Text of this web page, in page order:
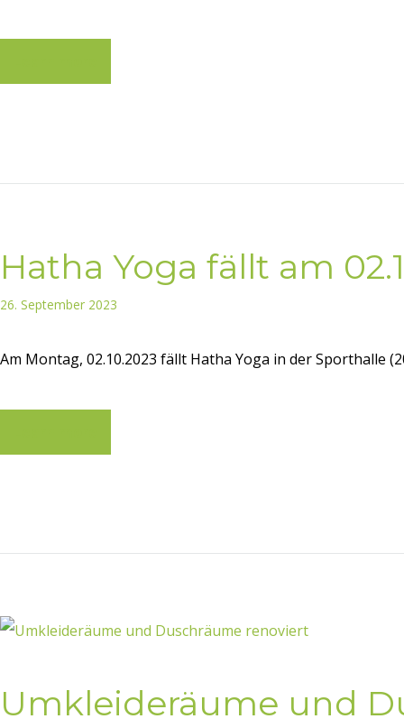
Hatha Yoga fällt am
26. September 2023
Am Montag, 02.10.2023 fällt Hatha Yoga in der Sporthalle
Umkleideräume und